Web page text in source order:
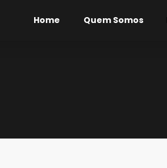
Home Quem Somos